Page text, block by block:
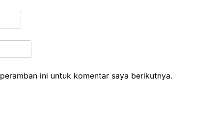
ini untuk komentar saya berikutnya.